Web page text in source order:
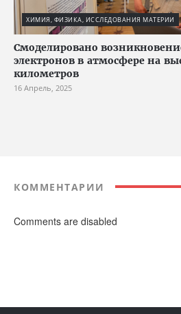
ХИМИЯ, ФИЗИКА, ИССЛЕДОВАНИЯ МАТЕРИИ
Смоделировано
электронов в атмосфере на
километров
16 Апрель, 2025
КОММЕНТАРИИ
Comments are disabled